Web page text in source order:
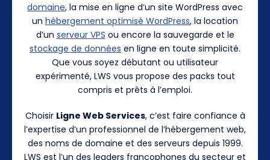
domaine, la mise en ligne d’un site WordPress avec
un hébergement optimisé WordPress, la location
d’un serveur VPS ou encore la sauvegarde et le
stockage de données en ligne en toute simplicité.
Que vous soyez débutant ou utilisateur
expérimenté, LWS vous propose des packs tout
compris et prêts à l’emploi.
Choisir Ligne Web Services, c’est faire confiance à
l’expertise d’un professionnel de l’hébergement web,
des noms de domaine et des serveurs depuis 1999.
LWS est l’un des leaders francophones du secteur et